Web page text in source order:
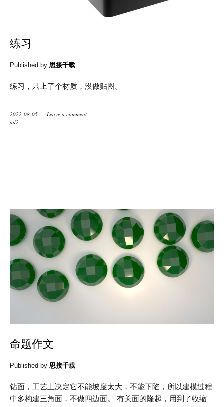
练习
Published by 思接千载
练习，只上了个材质，没做贴图。
2022-08-05
Leave a comment
ad2
命题作文
Published by 思接千载
钻面，工艺上决定它不能坡度太大，不能下陷，所以建模过程
中多构建三角面，不做四边面。 有关面的隆起，用到了收缩